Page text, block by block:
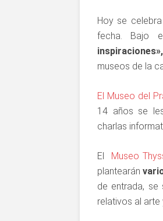
Hoy se
fecha. Bajo
inspiraciones»,
museos de la
El Museo del
14 años se
charlas
El Museo
plantearán
de entrada, se
relativos al arte